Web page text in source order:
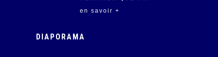
en savoir +
DIAPORAMA